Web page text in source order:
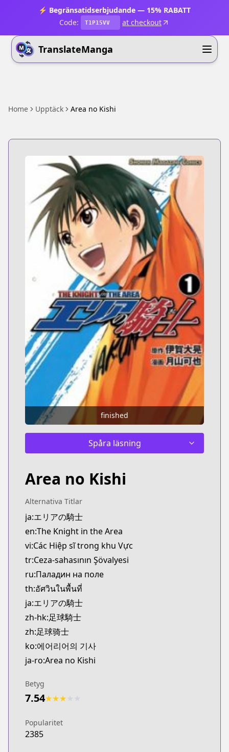
⚡ Begränsatidserbjudande — 15% RABATT
Code:
T1P15VV at checkout
TranslateManga
Home Upptäck Area no Kishi
finished
Spåra läsning
Area no Kishi
Alternativa Titlar
ja:エリアの騎士
en:The Knight in the Area
vi:Các Hiệp sĩ trong khu Vực
tr:Ceza-sahasının Şövalyesi
ru:Паладин на поле
th:อัศวินในพื้นที่
ja:エリアの騎士
zh-hk:足球騎士
zh:足球骑士
ko:에어리어의 기사
ja-ro:Area no Kishi
Betyg
7.54★★★
Popularitet
2385